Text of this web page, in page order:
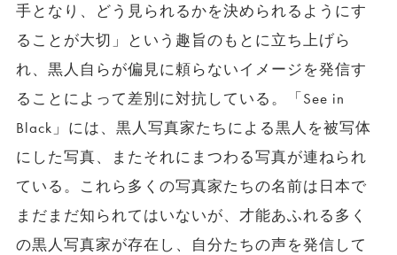
手となり、どう見られるかを決められるようにす
ることが大切」という趣旨のもとに立ち上げら
れ、黒人自らが偏見に頼らないイメージを発信す
ることによって差別に対抗している。「See in
Black」には、黒人写真家たちによる黒人を被写体
にした写真、またそれにまつわる写真が連ねられ
ている。これら多くの写真家たちの名前は日本で
まだまだ知られてはいないが、才能あふれる多く
の黒人写真家が存在し、自分たちの声を発信して